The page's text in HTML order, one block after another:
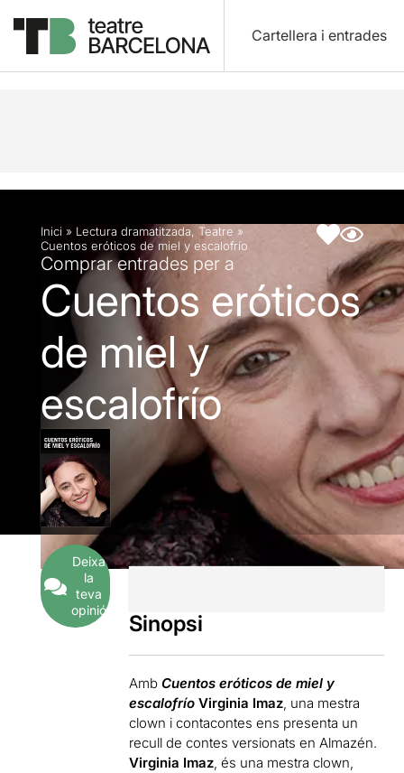
Cartellera i entrades
Descripció Fitxa artística
Inici » Lectura dramatitzada, Teatre »
Cuentos eróticos de miel y escalofrío
Comprar entrades per a
Cuentos eróticos
de miel y
escalofrío
Deixa
la
teva
opinió
Sinopsi
AmbCuentos eróticos de miel y
escalofrío Virginia Imaz, una mestra
clown i contacontes ens presenta un
recull de contes versionats en Almazén.
Virginia Imaz, és una mestra clown,